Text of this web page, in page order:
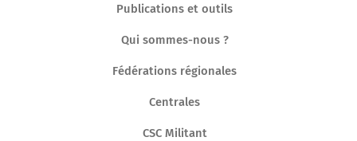
Publications et outils
Qui sommes-nous ?
Fédérations régionales
Centrales
CSC Militant